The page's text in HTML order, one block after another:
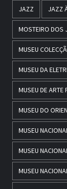
JAZZ JAZZ
MOSTEIRO DOS
MUSEU
MUSEU DA
MUSEU DE ARTE
MUSEU DO
MUSEU
MUSEU
MUSEU